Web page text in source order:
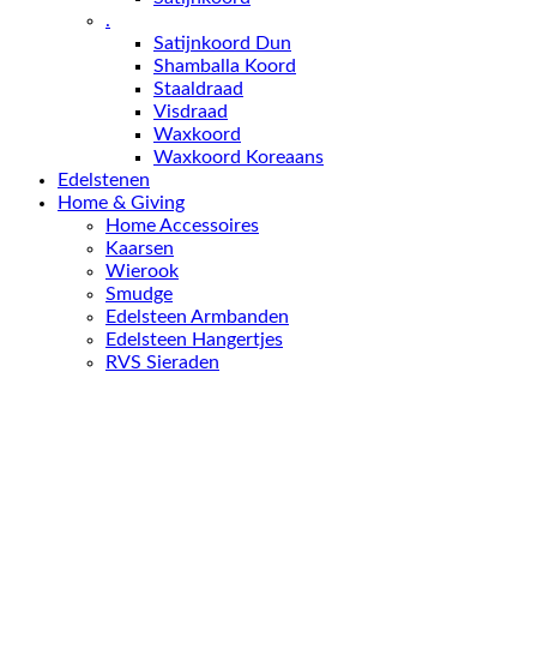
.
Satijnkoord Dun
Shamballa Koord
Staaldraad
Visdraad
Waxkoord
Waxkoord Koreaans
Edelstenen
Home & Giving
Home Accessoires
Kaarsen
Wierook
Smudge
Edelsteen Armbanden
Edelsteen Hangertjes
RVS Sieraden